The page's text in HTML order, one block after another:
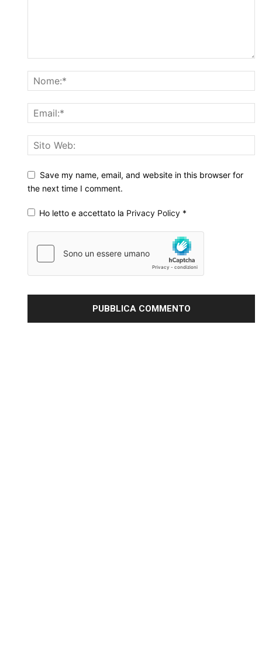
Save my name, email, and website in this browser for
the next time I comment.
Ho letto e accettato la Privacy Policy *